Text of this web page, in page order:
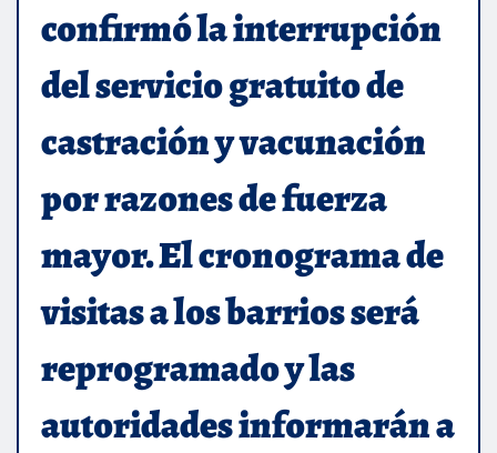
confirmó la interrupción
del servicio gratuito de
castración y vacunación
por razones de fuerza
mayor. El cronograma de
visitas a los barrios será
reprogramado y las
autoridades informarán a